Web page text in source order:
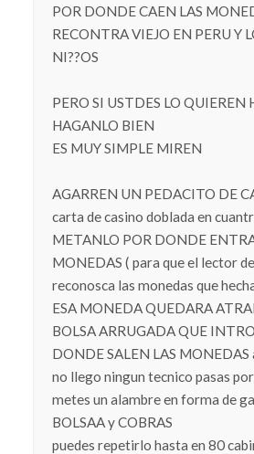
POR DONDE CAEN LAS
RECONTRA VIEJO EN PERU Y
NI??OS
PERO SI USTDES LO QUIEREN
HAGANLO BIEN
ES MUY SIMPLE MIREN
AGARREN UN PEDACITO DE
carta de casino doblada en
METANLO POR DONDE
MONEDAS ( para que el lector
reconosca las monedas que
ESA MONEDA QUEDARA
BOLSA ARRUGADA QUE
DONDE SALEN LAS MONEDAS
no llego ningun tecnico pasas
metes un alambre en forma de
BOLSAA y COBRAS
puedes repetirlo hasta en 80